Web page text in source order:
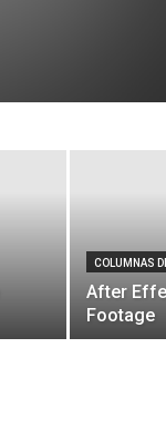
COLUMNAS
After
Footage